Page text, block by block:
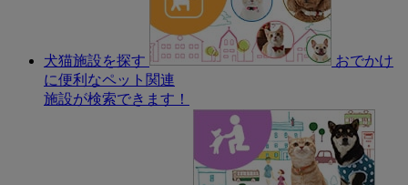
犬猫施設を探す
おでかけ
に便利なペット関連
施設が検索できます！